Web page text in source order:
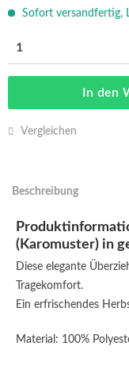
Sofort versandfertig,
In den
Vergleichen
Beschreibung
(Karomuster) in
Diese elegante
Tragekomfort.
Ein erfrischendes
Material: 100%